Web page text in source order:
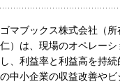
ゴマブックス株式会社（
仁）は、現場のオペレー
し、利益率と利益高を持
の中小企業の収益改善や